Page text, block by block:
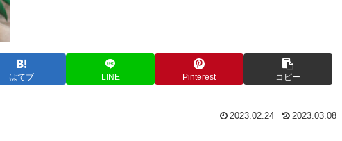
はてブ LINE Pinterest コピー
2023.02.24 2023.03.08